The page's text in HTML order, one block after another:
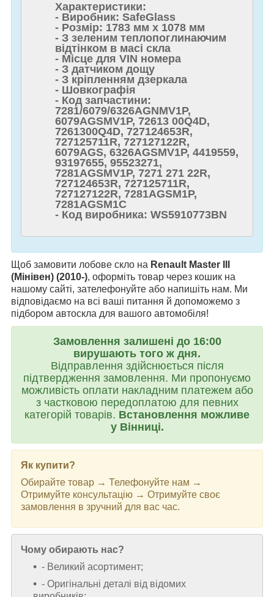
Характеристики:
- Виробник: SafeGlass
- Розмір: 1783 мм x 1078 мм
- З зеленим теплопоглинаючим
відтінком в масі скла
- Місце для VIN номера
- З датчиком дощу
- З кріпленням дзеркала
- Шовкографія
- Код запчастини:
7281/6079/6326AGNMV1P,
6079AGSMV1P, 72613 00Q4D,
7261300Q4D, 727124653R,
727125711R, 727127122R,
6079AGS, 6326AGSMV1P, 4419559,
93197655, 95523271,
7281AGSMV1P, 7271 271 22R,
727124653R, 727125711R,
727127122R, 7281AGSM1P,
7281AGSM1C
- Код виробника: WS5910773BN
Щоб замовити лобове скло на Renault Master III
(Мінівен) (2010-), оформіть товар через кошик на
нашому сайті, зателефонуйте або напишіть нам. Ми
відповідаємо на всі ваші питання й допоможемо з
підбором автоскла для вашого автомобіля!
Замовлення залишені до 16:00
вирушають того ж дня.
Відправлення здійснюється після
підтвердження замовлення. Ми пропонуємо
можливість оплати накладним платежем або
з частковою передоплатою для певних
категорій товарів. Встановлення можливе
у Вінниці.
Як купити?
Обирайте товар → Телефонуйте нам →
Отримуйте консультацію → Отримуйте своє
замовлення в зручний для вас час.
Чому обирають нас?
- Великий асортимент;
- Оригінальні деталі від відомих